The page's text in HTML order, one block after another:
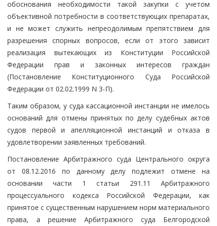
обоснования необходимости такой закупки с учетом
объективной потребности в соответствующих препаратах,
и не может служить непреодолимым препятствием для
разрешения спорных вопросов, если от этого зависит
реализация вытекающих из Конституции Российской
Федерации прав и законных интересов граждан
(Постановление Конституционного Суда Российской
Федерации от 02.02.1999 N 3-П).
Таким образом, у суда кассационной инстанции не имелось
оснований для отмены принятых по делу судебных актов
судов первой и апелляционной инстанций и отказа в
удовлетворении заявленных требований.
Постановление Арбитражного суда Центрального округа
от 08.12.2016 по данному делу подлежит отмене на
основании части 1 статьи 291.11 Арбитражного
процессуального кодекса Российской Федерации, как
принятое с существенным нарушением норм материального
права, а решение Арбитражного суда Белгородской